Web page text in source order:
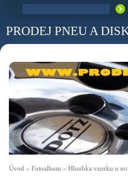
PRODEJ PNEU A
Úvod » Fotoalbum » Hloubka vzorku u